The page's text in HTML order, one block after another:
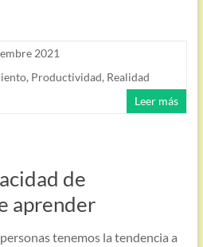
2021
, Productividad, Realidad
Leer más
de
aprender
tenemos la tendencia a